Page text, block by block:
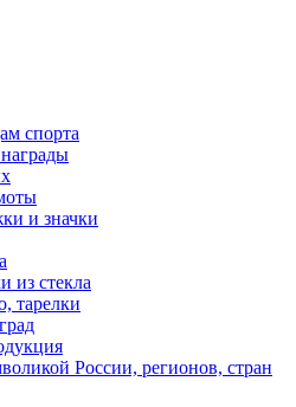
спорта
и значки
из стекла
тарелки
России, регионов, стран